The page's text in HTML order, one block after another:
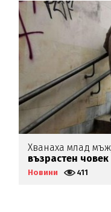
Хванаха млад мъж,
възрастен човек
Новини 411